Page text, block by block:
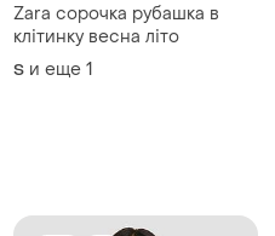
Zara сорочка рубашка в
клітинку весна літо
S и еще 1